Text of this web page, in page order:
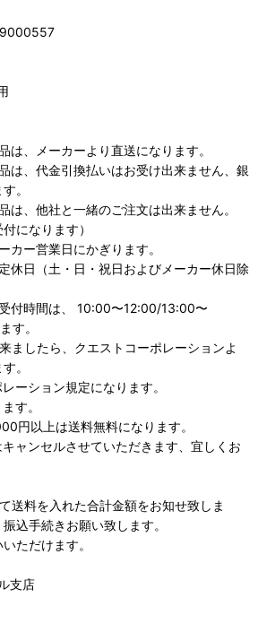
、メーカーより直送になります。
、代金引換払いはお受け出来ません、銀
。
、他社と一緒のご注文は出来ません。
になります）
ー営業日にかぎります。
日（土・日・祝日およびメーカー休日除
時間は、 10:00〜12:00/13:00〜
す。
ましたら、クエストコーポレーションよ
。
ーション規定になります。
す。
円以上は送料無料になります。
ャンセルさせていただきます、宜しくお
送料を入れた合計金額をお知せ致しま
込手続きお願い致します。
ただけます。
支店